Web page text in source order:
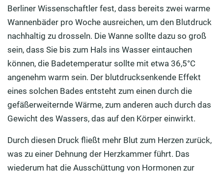
Berliner Wissenschaftler fest, dass bereits zwei warme
Wannenbäder pro Woche ausreichen, um den Blutdruck
nachhaltig zu drosseln. Die Wanne sollte dazu so groß
sein, dass Sie bis zum Hals ins Wasser eintauchen
können, die Badetemperatur sollte mit etwa 36,5°C
angenehm warm sein. Der blutdrucksenkende Effekt
eines solchen Bades entsteht zum einen durch die
gefäßerweiternde Wärme, zum anderen auch durch das
Gewicht des Wassers, das auf den Körper einwirkt.
Durch diesen Druck fließt mehr Blut zum Herzen zurück,
was zu einer Dehnung der Herzkammer führt. Das
wiederum hat die Ausschüttung von Hormonen zur